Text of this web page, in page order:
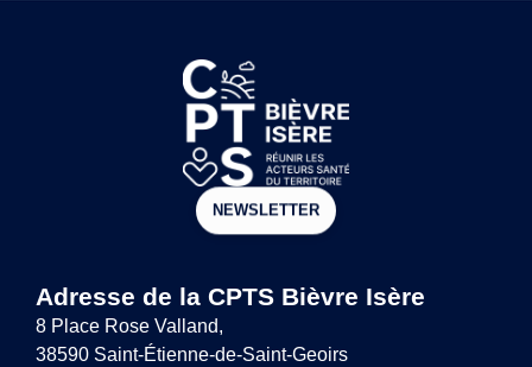
NEWSLETTER
Adresse de la CPTS Bièvre Isère
8 Place Rose Valland,
38590 Saint-Étienne-de-Saint-Geoirs